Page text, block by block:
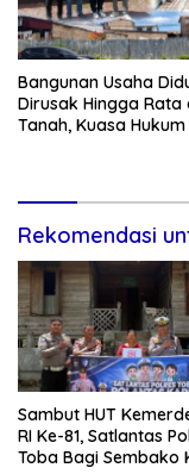
Bangunan Usaha
Dirusak Hingga Rata
Tanah, Kuasa
Rekomendasi
Sambut HUT
RI Ke-81, Satlantas
Toba Bagi Sembako